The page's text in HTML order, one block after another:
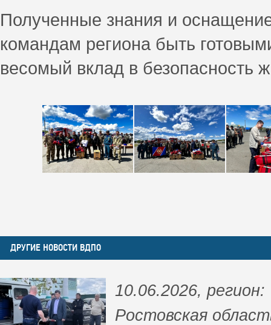
Полученные знания и
командам региона быть
весомый вклад в безопасность
ДРУГИЕ НОВОСТИ ВДПО
10.06.2026, регион:
Ростовская